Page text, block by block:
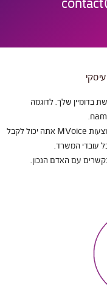
בדומיין שלך. לדוגמה
.
כתובת דוא”ל עסקית עושה רושם מקצועי גדול. באמצעות MVoice אתה יכול לקבל
עם האדם הנכון.